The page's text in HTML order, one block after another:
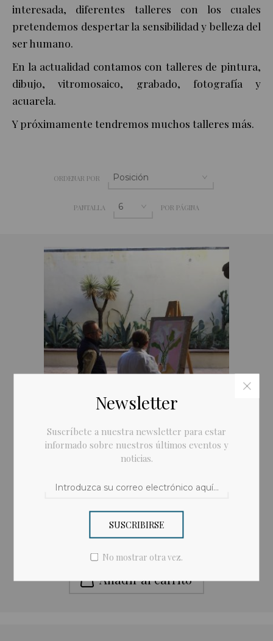
interesada, diferentes talleres con los cuales
pretendemos despertar la sensibilidad y belleza del
ser humano.
En la actualidad contamos con talleres de pintura,
dibujo, vitromosaico, grabado, fotografía y
acuarela.
Y próximamente tendremos muchos talleres más.
ORDENAR POR
PANTALLA POR PÁGINA
Clases de pintura, grabado y vitromosaico
Añadir al carrito
Newsletter
Suscríbete a nuestra newsletter para estar
informado sobre nuestros últimos eventos y
noticias.
SUSCRIBIRSE
No mostrar otra vez.